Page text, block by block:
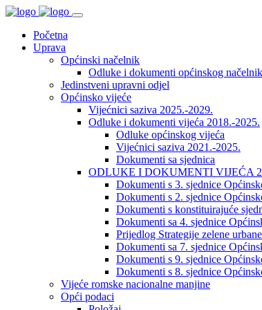
Početna
Uprava
Općinski načelnik
Odluke i dokumenti općinskog
Jedinstveni upravni odjel
Općinsko vijeće
Vijećnici saziva 2025.-2029.
Odluke i dokumenti vijeća 2018.-2025.
Odluke općinskog vijeća
Vijećnici saziva 2021.-2025.
Dokumenti sa sjednica
ODLUKE I DOKUMENTI VIJEĆA
Dokumenti s 3. sjednice
Dokumenti s 2. sjednice
Dokumenti s konstituirajuće
Dokumenti sa 4. sjednice
Prijedlog Strategije zelene
Dokumenti sa 7. sjednice
Dokumenti s 9. sjednice
Dokumenti s 8. sjednice
Vijeće romske nacionalne manjine
Opći podaci